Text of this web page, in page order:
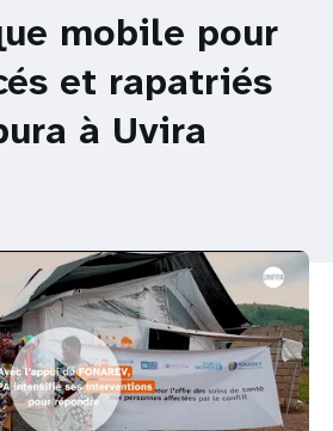
mobile pour
et rapatriés
à Uvira